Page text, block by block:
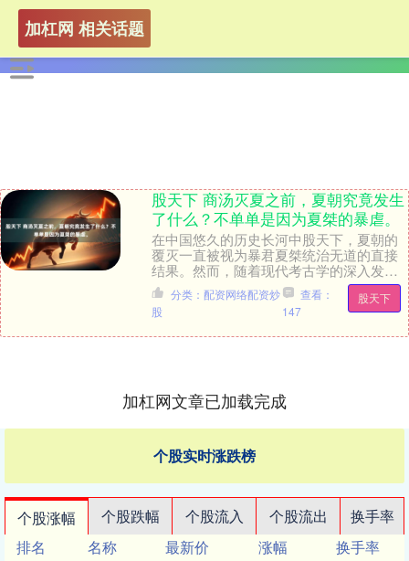
加杠网 相关话题
股天下 商汤灭夏之前，夏朝究竟发生
了什么？不单单是因为夏桀的暴虐。
在中国悠久的历史长河中股天下，夏朝的
覆灭一直被视为暴君夏桀统治无道的直接
结果。然而，随着现代考古学的深入发
展，特别是对二里头遗址的系统性发掘，
一个更为立体、复杂....
股天下
分类：配资网络配资炒
股
查看：
147
加杠网文章已加载完成
个股实时涨跌榜
个股涨幅 个股跌幅 个股流入 个股流出
换手率
排名
名称 最新价 涨幅
换手率